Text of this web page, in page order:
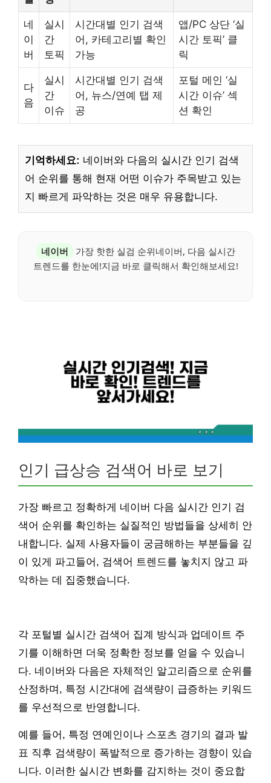
네
이
버
실시
간
토픽
시간대별 인기 검색
어, 카테고리별 확인
가능
앱/PC 상단 ‘실
시간 토픽’ 클
릭
다
음
실시
간
이슈
시간대별 인기 검색
어, 뉴스/연예 탭 제
공
포털 메인 ‘실
시간 이슈’ 섹
션 확인
기억하세요: 네이버와 다음의 실시간 인기 검색
어 순위를 통해 현재 어떤 이슈가 주목받고 있는
지 빠르게 파악하는 것은 매우 유용합니다.
네이버
가장 핫한 실검 순위네이버, 다음 실시간
트렌드를 한눈에!지금 바로 클릭해서 확인해보세요!
인기 급상승 검색어 바로 보기
가장 빠르고 정확하게 네이버 다음 실시간 인기 검
색어 순위를 확인하는 실질적인 방법들을 상세히 안
내합니다. 실제 사용자들이 궁금해하는 부분들을 깊
이 있게 파고들어, 검색어 트렌드를 놓치지 않고 파
악하는 데 집중했습니다.
각 포털별 실시간 검색어 집계 방식과 업데이트 주
기를 이해하면 더욱 정확한 정보를 얻을 수 있습니
다. 네이버와 다음은 자체적인 알고리즘으로 순위를
산정하며, 특정 시간대에 검색량이 급증하는 키워드
를 우선적으로 반영합니다.
예를 들어, 특정 연예인이나 스포츠 경기의 결과 발
표 직후 검색량이 폭발적으로 증가하는 경향이 있습
니다. 이러한 실시간 변화를 감지하는 것이 중요합